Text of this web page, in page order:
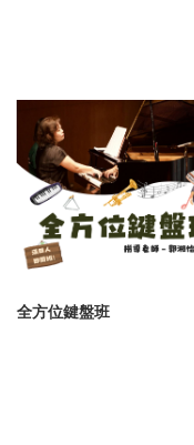
全方位鍵盤班